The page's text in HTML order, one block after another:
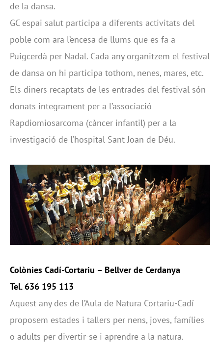
de la dansa.
GC espai salut participa a diferents activitats del
poble com ara l’encesa de llums que es fa a
Puigcerdà per Nadal. Cada any organitzem el festival
de dansa on hi participa tothom, nenes, mares, etc.
Els diners recaptats de les entrades del festival són
donats integrament per a l’associació
Rapdiomiosarcoma (càncer infantil) per a la
investigació de l’hospital Sant Joan de Déu.
Colònies Cadí-Cortariu – Bellver de Cerdanya
Tel. 636 195 113
Aquest any des de l’Aula de Natura Cortariu-Cadí
proposem estades i tallers per nens, joves, famílies
o adults per divertir-se i aprendre a la natura.